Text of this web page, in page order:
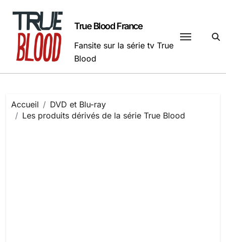
contenu
True Blood France
Fansite sur la série tv True
Blood
Accueil
DVD et Blu-ray
Les produits dérivés de la série True Blood